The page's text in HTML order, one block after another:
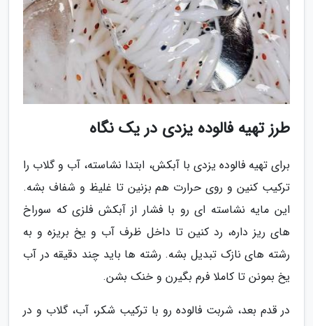
طرز تهیه فالوده یزدی در یک نگاه
برای تهیه فالوده یزدی با آبکش، ابتدا نشاسته، آب و گلاب را
ترکیب کنین و روی حرارت هم بزنین تا غلیظ و شفاف بشه.
این مایه نشاسته ای رو با فشار از آبکش فلزی که سوراخ
های ریز داره، رد کنین تا داخل ظرف آب و یخ بریزه و به
رشته های نازک تبدیل بشه. رشته ها باید چند دقیقه در آب
یخ بمونن تا کاملا فرم بگیرن و خنک بشن.
در قدم بعد، شربت فالوده رو با ترکیب شکر، آب، گلاب و در